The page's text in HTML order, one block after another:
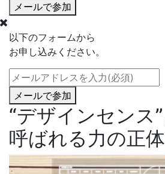
メールで参加
以下のフォームから
お申し込みください。
メールで参加
“デザインセンス”
呼ばれる力の正体